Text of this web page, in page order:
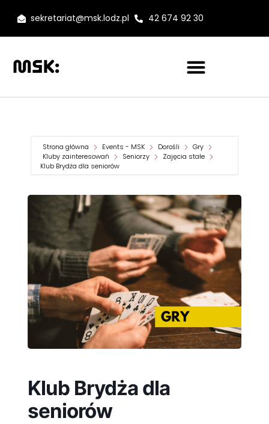
sekretariat@msk.lodz.pl 42 674 92 30
Strona główna Events - MSK Dorośli
Gry
Kluby zainteresowań
Seniorzy
Zajęcia stałe
Klub Brydża dla seniorów
Klub Brydża dla
seniorów